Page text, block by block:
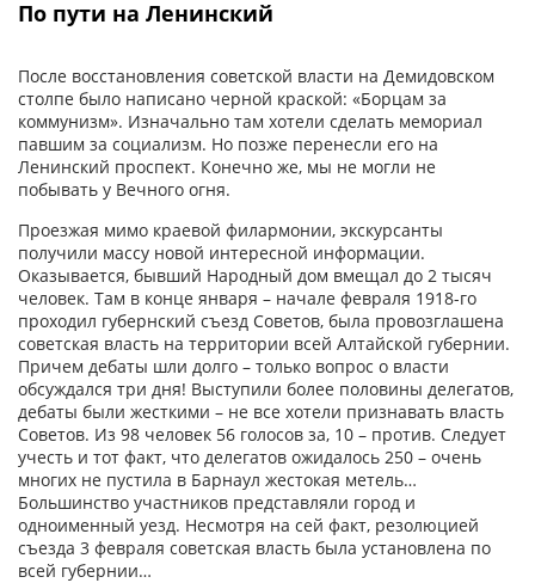
По пути на Ленинский
После восстановления советской власти на Демидовском
столпе было написано черной краской: «Борцам за
коммунизм». Изначально там хотели сделать мемориал
павшим за социализм. Но позже перенесли его на
Ленинский проспект. Конечно же, мы не могли не
побывать у Вечного огня.
Проезжая мимо краевой филармонии, экскурсанты
получили массу новой интересной информации.
Оказывается, бывший Народный дом вмещал до 2 тысяч
человек. Там в конце января – начале февраля 1918-го
проходил губернский съезд Советов, была провозглашена
советская власть на территории всей Алтайской губернии.
Причем дебаты шли долго – только вопрос о власти
обсуждался три дня! Выступили более половины делегатов,
дебаты были жесткими – не все хотели признавать власть
Советов. Из 98 человек 56 голосов за, 10 – против. Следует
учесть и тот факт, что делегатов ожидалось 250 – очень
многих не пустила в Барнаул жестокая метель…
Большинство участников представляли город и
одноименный уезд. Несмотря на сей факт, резолюцией
съезда 3 февраля советская власть была установлена по
всей губернии…